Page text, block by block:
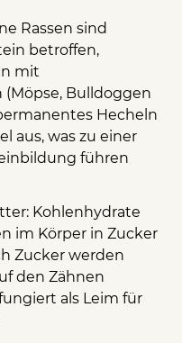
Rassen sind
betroffen,
mit
Bulldoggen
Hecheln
aus, was zu einer
führen
Kohlenhydrate
im Körper in Zucker
Zucker werden
den Zähnen
als Leim für